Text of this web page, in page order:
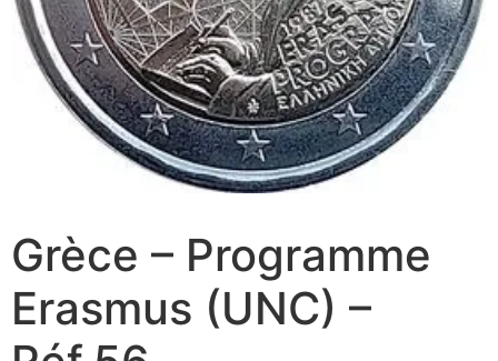
Grèce – Programme
Erasmus (UNC) –